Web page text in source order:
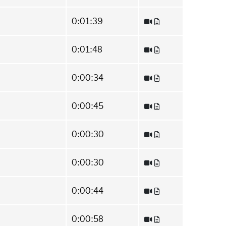
0:01:39
0:01:48
0:00:34
0:00:45
0:00:30
0:00:30
0:00:44
0:00:58